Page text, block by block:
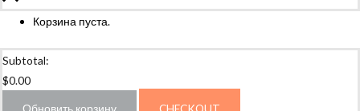
Корзина пуста.
Subtotal:
$0.00
Обновить корзину CHECKOUT